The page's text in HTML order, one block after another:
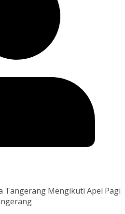
Tangerang Mengikuti Apel Pagi